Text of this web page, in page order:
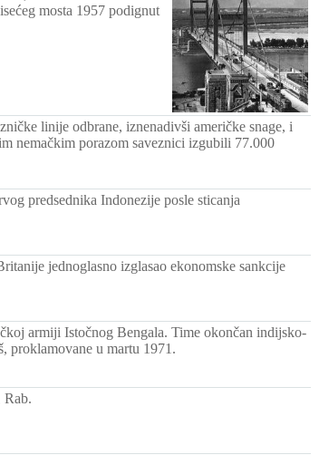
mosta 1957 podignut
linije odbrane, iznenadivši američke snage, i
nemačkim porazom saveznici izgubili 77.000
predsednika Indonezije posle sticanja
jednoglasno izglasao ekonomske sankcije
armiji Istočnog Bengala. Time okončan indijsko-
proklamovane u martu 1971.
Rab.